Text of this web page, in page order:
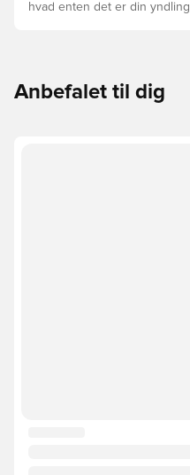
hvad enten det er din
Anbefalet til dig